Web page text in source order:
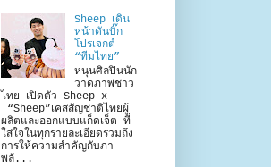
Sheep เดิน
หน้าดันบิ๊ก
โปรเจกต์
“ทีมไทย”
หนุนศิลปินนัก
วาดภาพชาว
ไทย เปิดตัว Sheep x
“Sheep”เคสสัญชาติไทยผู้
ผลิตและออกแบบแก็ดเจ็ต ที่
ใส่ใจในทุกรายละเอียดรวมถึง
การให้ความสำคัญกับภา
พลั...